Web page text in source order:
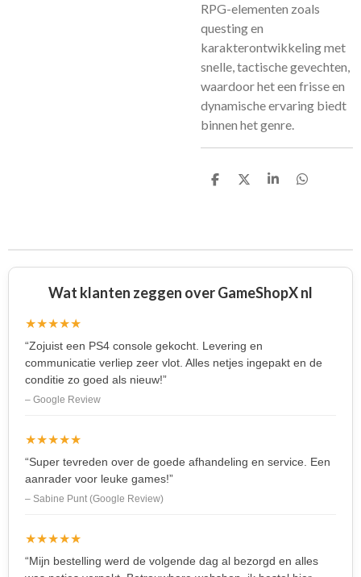
RPG-elementen zoals
questing en
karakterontwikkeling met
snelle, tactische gevechten,
waardoor het een frisse en
dynamische ervaring biedt
binnen het genre.
D
D
S
D
Wat klanten zeggen over GameShopX nl
★★★★★
“Zojuist een PS4 console gekocht. Levering en
communicatie verliep zeer vlot. Alles netjes ingepakt en de
conditie zo goed als nieuw!”
– Google Review
★★★★★
“Super tevreden over de goede afhandeling en service. Een
aanrader voor leuke games!”
– Sabine Punt (Google Review)
★★★★★
“Mijn bestelling werd de volgende dag al bezorgd en alles